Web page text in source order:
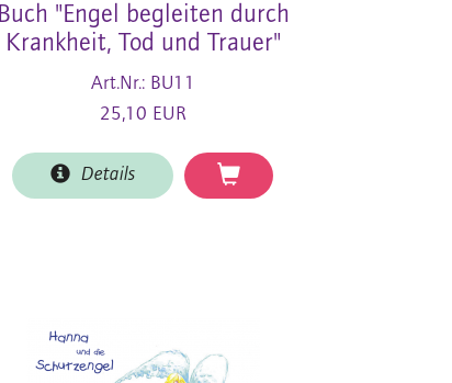
Buch "Engel begleiten durch
Krankheit, Tod und Trauer"
Art.Nr.: BU11
25,10 EUR
Details